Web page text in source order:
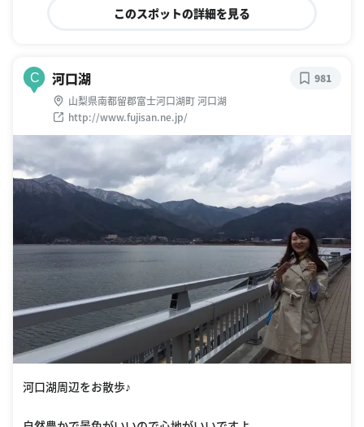
このスポットの詳細を見る
C 河口湖
山梨県南都留郡富士河口湖町 河口湖
http://www.fujisan.ne.jp/
981
河口湖周辺をお散歩♪